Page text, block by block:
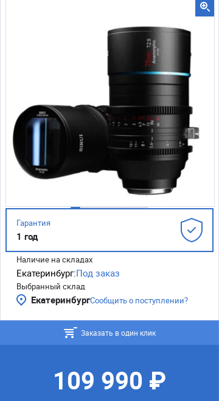
Гарантия
1 год
Наличие на складах
Екатеринбург:Под заказ
Выбранный склад
ЕкатеринбургСообщить о поступлении?
Заказать в один клик
109 990 ₽